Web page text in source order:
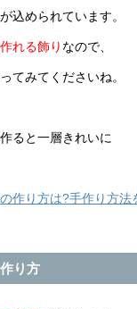
込められています。
れる飾り なので、
てみてくださいね。
ると一層きれいに
作り方は?手作り方法
り方